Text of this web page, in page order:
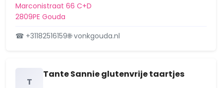
Marconistraat 66 C+D
2809PE Gouda
☎ +31182516159🌐 vonkgouda.nl
T
Tante Sannie glutenvrije taartjes